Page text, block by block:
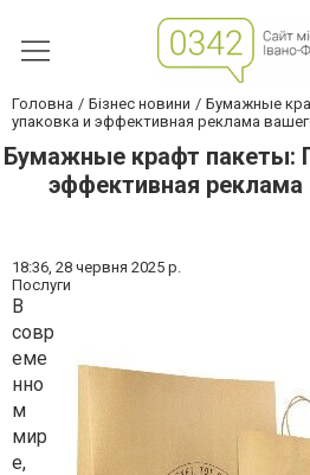
Головна Бізнес новини
Бумажные
упаковка и эффективная реклама
Бумажные крафт пакеты:
эффективная
18:36, 28 червня 2025 р.
Послуги
В
совр
еме
нно
м
мир
е,